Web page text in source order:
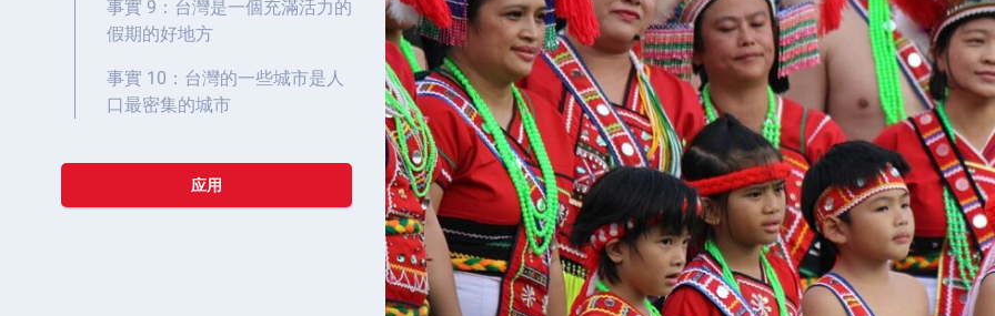
事實 9：台灣是一個充滿活力的
假期的好地方
事實 10：台灣的一些城市是人
口最密集的城市
应用